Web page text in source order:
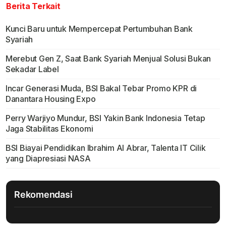
Berita Terkait
Kunci Baru untuk Mempercepat Pertumbuhan Bank
Syariah
Merebut Gen Z, Saat Bank Syariah Menjual Solusi Bukan
Sekadar Label
Incar Generasi Muda, BSI Bakal Tebar Promo KPR di
Danantara Housing Expo
Perry Warjiyo Mundur, BSI Yakin Bank Indonesia Tetap
Jaga Stabilitas Ekonomi
BSI Biayai Pendidikan Ibrahim Al Abrar, Talenta IT Cilik
yang Diapresiasi NASA
Rekomendasi